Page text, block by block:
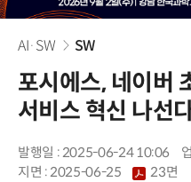
AI·SW SW
포시에스, 네이버
서비스 혁신 나선
발행일 : 2025-06-24 10:06
지면 :2025-06-25 23면